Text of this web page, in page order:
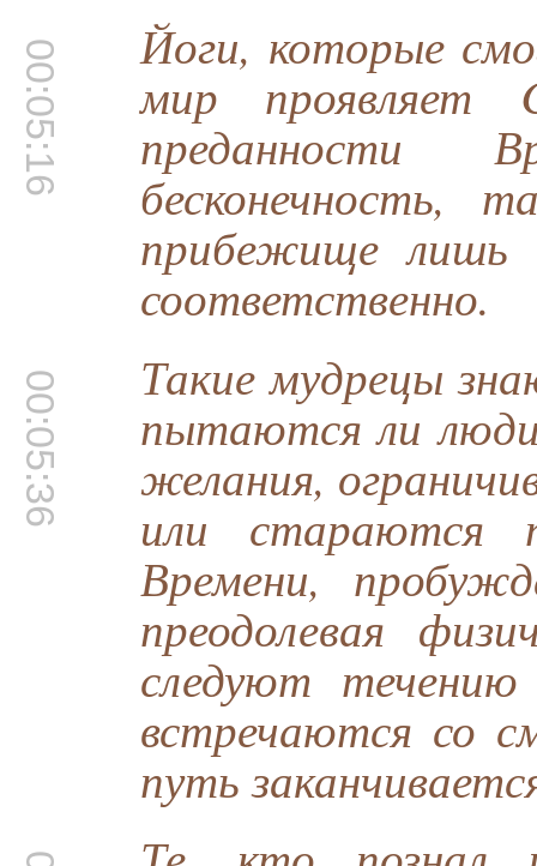
00:05:16 Йоги, которые
мир проявляет
преданности
бесконечность,
прибежище лишь
соответственно.
00:05:36 Такие мудрецы
пытаются ли люди
желания,
или стараются
Времени,
преодолевая
следуют
встречаются со
путь